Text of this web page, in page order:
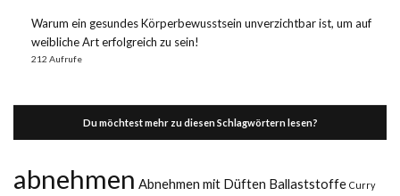
Warum ein gesundes Körperbewusstsein unverzichtbar ist, um auf
weibliche Art erfolgreich zu sein!
212 Aufrufe
Du möchtest mehr zu diesen Schlagwörtern lesen?
abnehmen Abnehmen mit Düften Ballaststoffe Curry